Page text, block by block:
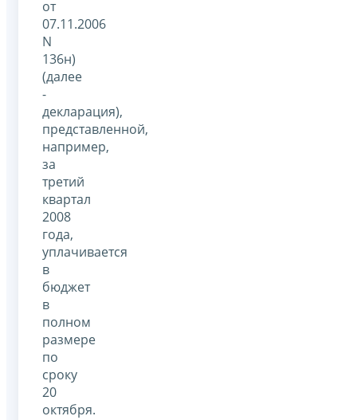
от
07.11.2006
N
136н)
(далее
-
декларация),
представленной,
например,
за
третий
квартал
2008
года,
уплачивается
в
бюджет
в
полном
размере
по
сроку
20
октября.